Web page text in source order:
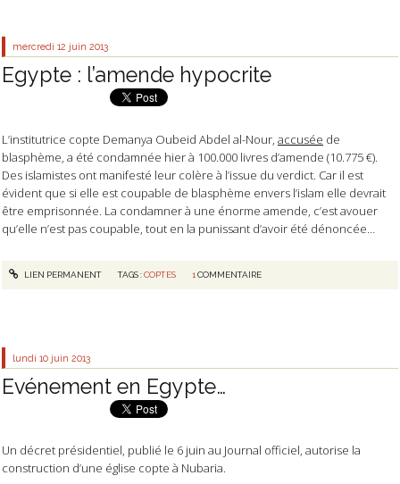
mercredi 12 juin 2013
Egypte : l’amende hypocrite
L’institutrice copte Demanya Oubeid Abdel al-Nour, accusée de
blasphème, a été condamnée hier à 100.000 livres d’amende (10.775 €).
Des islamistes ont manifesté leur colère à l’issue du verdict. Car il est
évident que si elle est coupable de blasphème envers l’islam elle devrait
être emprisonnée. La condamner à une énorme amende, c’est avouer
qu’elle n’est pas coupable, tout en la punissant d’avoir été dénoncée…
LIEN PERMANENT TAGS :COPTES 1 COMMENTAIRE
lundi 10 juin 2013
Evénement en Egypte…
Un décret présidentiel, publié le 6 juin au Journal officiel, autorise la
construction d’une église copte à Nubaria.